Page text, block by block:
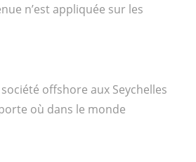
n’est appliquée sur les
offshore aux Seychelles
où dans le monde